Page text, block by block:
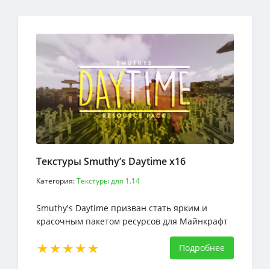
Текстуры Smuthy’s Daytime х16
Категория:Текстуры для 1.14
Smuthy's Daytime призван стать ярким и
красочным пакетом ресурсов для Майнкрафт
Подробнее